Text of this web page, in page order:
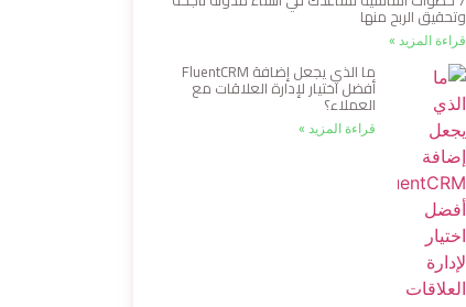
وتحقيق الربح منها
قراءة المزيد »
ما الذي يجعل إضافة FluentCRM
أفضل اختيار لإدارة العلاقات مع
العملاء؟
قراءة المزيد »